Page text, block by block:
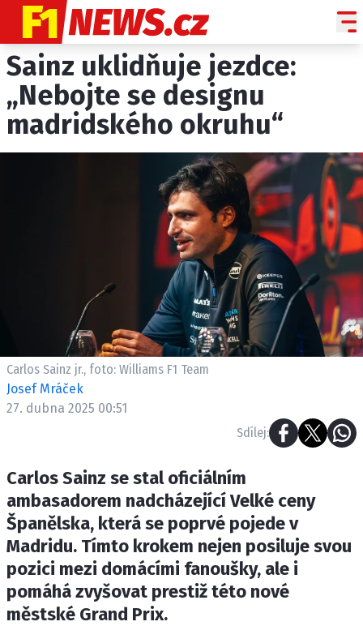
NOVINKY
GRAND PRIX
PADDOCK LINE
HISTORIE GP
PROFILY JEZDCŮ
PROFILY TÝMŮ
ROZHOVORY
OSTATNÍ
SLEDUJTE NÁS NA|
ETICKÝ KODEX
OSOBNÍ ÚDAJE / COOKIES
Provozovatelem serveru F1NEWS.cz je
INCORP MEDIA GROUP s.r.o., IČ: 118 23 054
Sainz uklidňuje jezdce:
„Nebojte se designu
madridského okruhu“
Carlos Sainz jr., foto: Williams F1 Team
Josef Mráček
27. dubna 2025 00:51
Sdílej:
Carlos Sainz se stal oficiálním
ambasadorem nadcházející Velké ceny
Španělska, která se poprvé pojede v
Madridu. Tímto krokem nejen posiluje svou
pozici mezi domácími fanoušky, ale i
pomáhá zvyšovat prestiž této nové
městské Grand Prix.